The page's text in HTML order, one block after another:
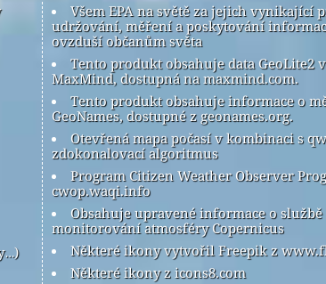
Všem EPA na světě za jejich vynikající
udržování, měření a poskytování
ovzduší občanům světa
Tento produkt obsahuje data GeoLite2
MaxMind, dostupná na maxmind.com.
Tento produkt obsahuje informace o
GeoNames, dostupné z geonames.org.
Otevřená mapa počasí v kombinaci s
zdokonalovací algoritmus
Program Citizen Weather Observer
cwop.waqi.info
Obsahuje upravené informace o službě
monitorování atmosféry Copernicus
Některé ikony vytvořil Freepik z
Některé ikony z icons8.com